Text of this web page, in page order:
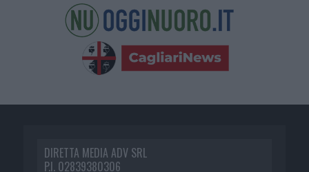
DIRETTA MEDIA ADV SRL
P.I. 02839380306